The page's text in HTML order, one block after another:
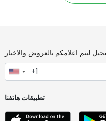
ليتم اعلامكم بالعروض والاخبار
تطبيقات هاتفنا